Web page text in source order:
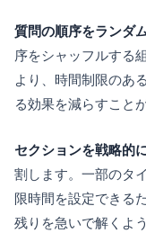
質問の順序をランダ
序をシャッフルする
より、時間制限のあ
る効果を減らすこと
セクションを戦略的
割します。一部のタ
限時間を設定できる
残りを急いで解くよ